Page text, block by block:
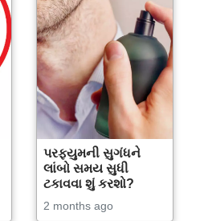
પરફ્યુમની સુગંધને
લાંબો સમય સુધી
ટકાવવા શું કરશો?
2 months ago